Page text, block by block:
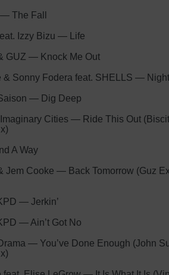
The Fall
Izzy Bizu — Life
GUZ — Knock Me Out
& Sonny Fodera feat. SHELLS —
— Dig Deep
Imaginary Cities — Ride This Out
A Way
Jem Cooke — Back Tomorrow (Guz
— Jerkin’
— Ain’t Got No
— You’ve Done Enough (John